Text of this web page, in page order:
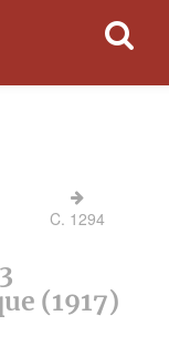
C. 1294
(1917)